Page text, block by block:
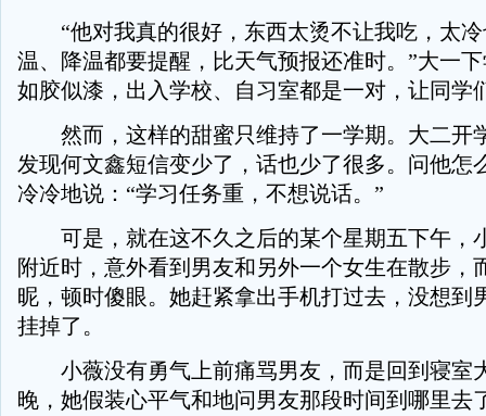
“他对我真的很好，东西太烫不让我吃，太冷
温、降温都要提醒，比天气预报还准时。”大一
如胶似漆，出入学校、自习室都是一对，让同学
然而，这样的甜蜜只维持了一学期。大二开
发现何文鑫短信变少了，话也少了很多。问他怎
冷冷地说：“学习任务重，不想说话。”
可是，就在这不久之后的某个星期五下午，
附近时，意外看到男友和另外一个女生在散步，
昵，顿时傻眼。她赶紧拿出手机打过去，没想到
挂掉了。
小薇没有勇气上前痛骂男友，而是回到寝室
晚，她假装心平气和地问男友那段时间到哪里去